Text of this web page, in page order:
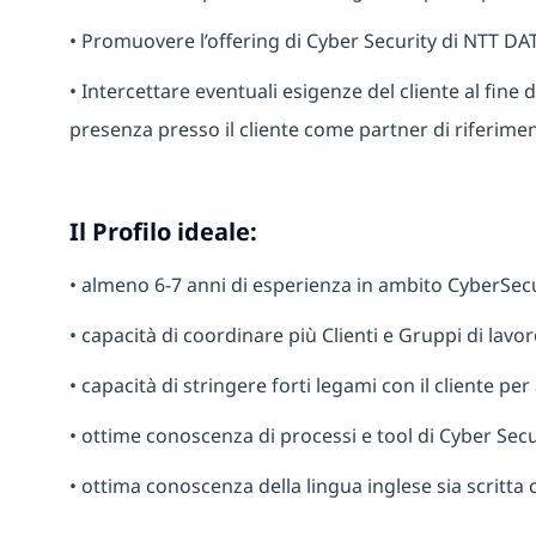
• Promuovere l’offering di Cyber Security di NTT
• Intercettare eventuali esigenze del cliente al
presenza presso il cliente come partner di
Il Profilo ideale:
• almeno 6-7 anni di esperienza in ambito
• capacità di coordinare più Clienti e Gruppi di
• capacità di stringere forti legami con il cliente
• ottime conoscenza di processi e tool di Cyber
• ottima conoscenza della lingua inglese sia scritta